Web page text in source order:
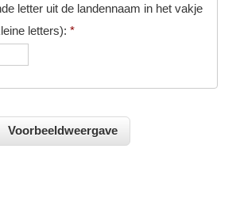
letter uit de landennaam in het vakje
letters): *